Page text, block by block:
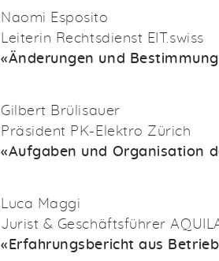
Naomi Esposito
Leiterin Rechtsdienst EIT.swiss
«Änderungen und
Gilbert Brülisauer
Präsident PK-Elektro Zürich
«Aufgaben und Organisation
Luca Maggi
Jurist & Geschäftsführer
«Erfahrungsbericht aus